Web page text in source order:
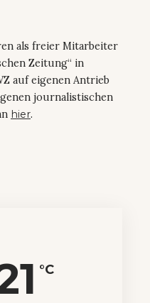
als freier Mitarbeiter
Zeitung“ in
auf eigenen Antrieb
journalistischen
hier.
°C